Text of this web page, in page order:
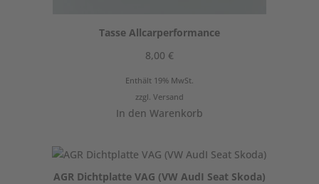
Tasse Allcarperformance
8,00 €
Enthält 19% MwSt.
zzgl. Versand
In den Warenkorb
AGR Dichtplatte VAG (VW AudI Seat Skoda)